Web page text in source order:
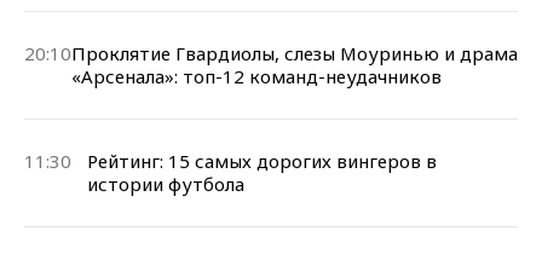
20:10Проклятие Гвардиолы, слезы Моуринью и драма
«Арсенала»: топ-12 команд-неудачников
11:30
Рейтинг: 15 самых дорогих вингеров в
истории футбола